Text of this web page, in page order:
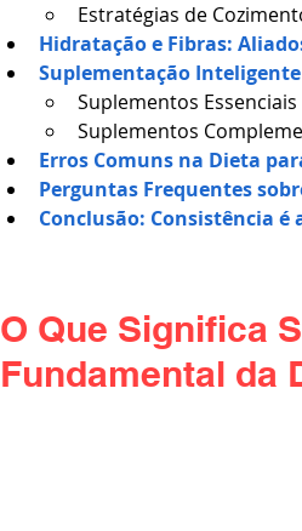
Estratégias de
Hidratação e Fibras:
Suplementação
Suplementos Essenciais
Suplementos
Erros Comuns na Dieta
Perguntas Frequentes
Conclusão: Consistência é
O Que Significa
Fundamental da